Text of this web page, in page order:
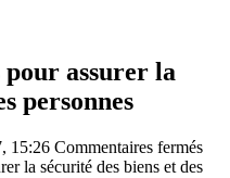
assurer la
personnes
15:26 Commentaires fermés
la sécurité des biens et des